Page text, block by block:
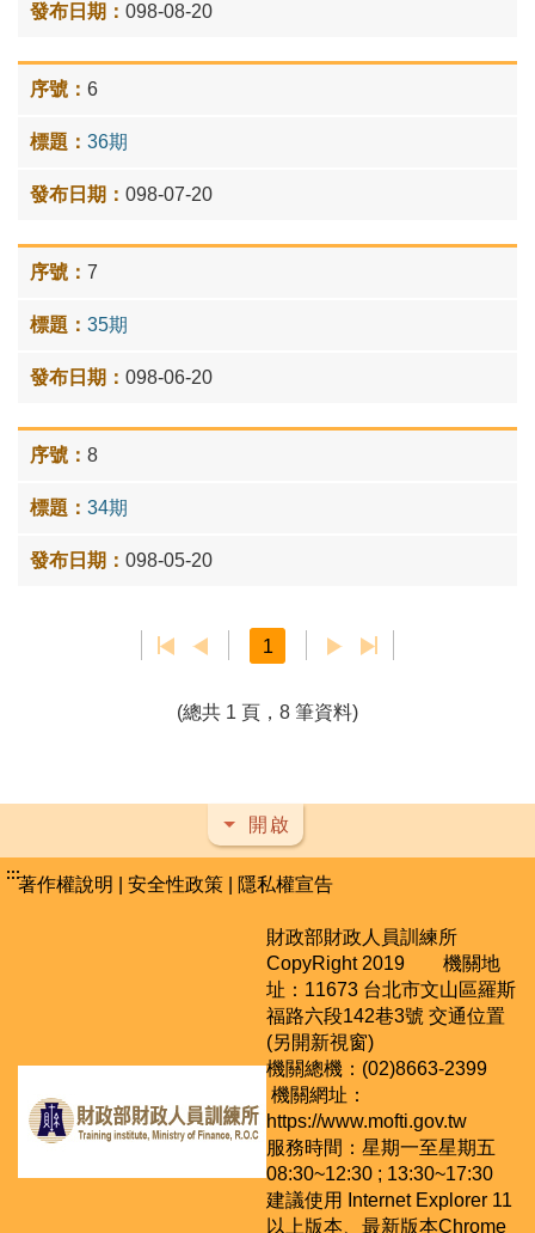
098-08-20
6
36期
098-07-20
7
35期
098-06-20
8
34期
098-05-20
1
(總共 1 頁，8 筆資料)
開啟
:::著作權說明 安全性政策 隱私權宣告
財政部財政人員訓練所
CopyRight 2019 機關地
址：11673 台北市文山區羅斯
福路六段142巷3號 交通位置
(另開新視窗)
機關總機：(02)8663-2399
機關網址：
https://www.mofti.gov.tw
服務時間：星期一至星期五
08:30~12:30 ; 13:30~17:30
建議使用 Internet Explorer 11
以上版本、最新版本Chrome